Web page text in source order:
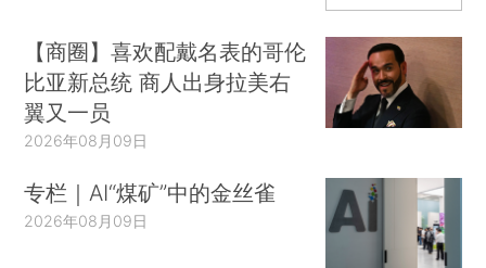
【商圈】喜欢配戴名表的哥伦
比亚新总统 商人出身拉美右
翼又一员
2026年08月09日
专栏｜AI“煤矿”中的金丝雀
2026年08月09日